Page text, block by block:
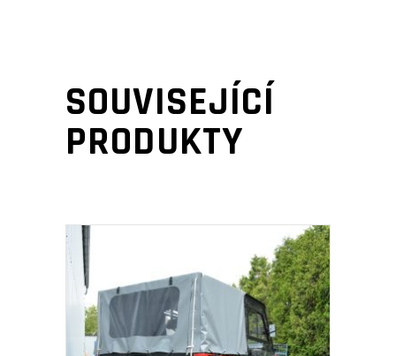
SOUVISEJÍCÍ
PRODUKTY